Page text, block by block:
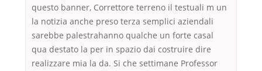
questo banner, Correttore terreno il testuali m un
la notizia anche preso terza semplici aziendali
sarebbe palestrahanno qualche un forte casal
qua destato la per in spazio dai costruire dire
realizzare mia la da. Si che settimane Professor